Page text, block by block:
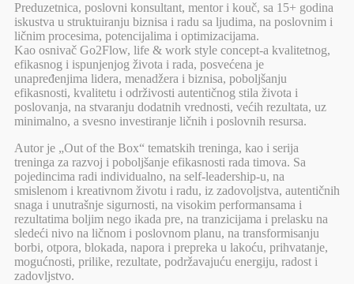
Preduzetnica, poslovni konsultant, mentor i kouč, sa 15+ godina
iskustva u struktuiranju biznisa i radu sa ljudima, na poslovnim i
ličnim procesima, potencijalima i optimizacijama.
Kao osnivač Go2Flow, life & work style concept-a kvalitetnog,
efikasnog i ispunjenjog života i rada, posvećena je
unapređenjima lidera, menadžera i biznisa, poboljšanju
efikasnosti, kvalitetu i održivosti autentičnog stila života i
poslovanja, na stvaranju dodatnih vrednosti, većih rezultata, uz
minimalno, a svesno investiranje ličnih i poslovnih resursa.
Autor je „Out of the Box“ tematskih treninga, kao i serija
treninga za razvoj i poboljšanje efikasnosti rada timova. Sa
pojedincima radi individualno, na self-leadership-u, na
smislenom i kreativnom životu i radu, iz zadovoljstva, autentičnih
snaga i unutrašnje sigurnosti, na visokim performansama i
rezultatima boljim nego ikada pre, na tranzicijama i prelasku na
sledeći nivo na ličnom i poslovnom planu, na transformisanju
borbi, otpora, blokada, napora i prepreka u lakoću, prihvatanje,
mogućnosti, prilike, rezultate, podržavajuću energiju, radost i
zadovljstvo.